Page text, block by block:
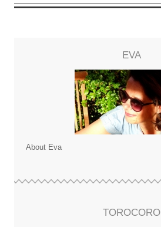
EVA
About Eva
TOROCORO